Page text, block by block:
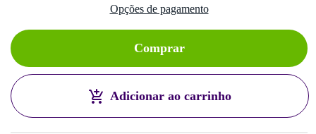
Opções de pagamento
Comprar
Adicionar ao carrinho